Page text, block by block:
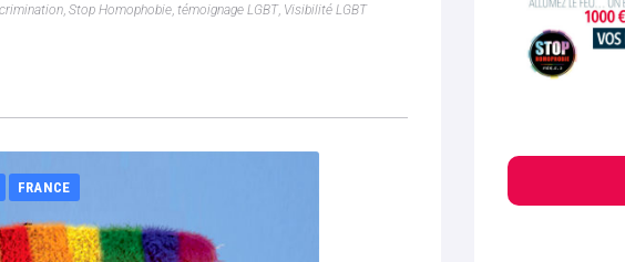
, Stop Homophobie, témoignage LGBT, Visibilité LGBT
FRANCE